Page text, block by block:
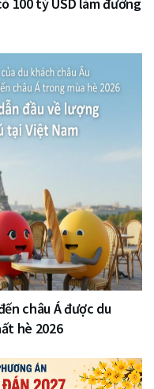
100 tỷ USD làm đường
châu Á được du
hè 2026